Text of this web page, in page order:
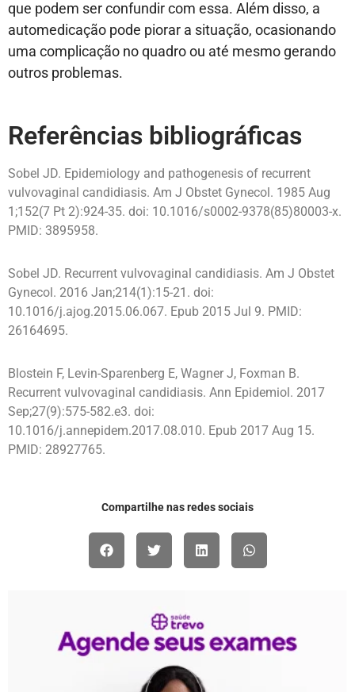
que podem ser confundir com essa. Além disso, a
automedicação pode piorar a situação, ocasionando
uma complicação no quadro ou até mesmo gerando
outros problemas.
Referências bibliográficas
Sobel JD. Epidemiology and pathogenesis of recurrent
vulvovaginal candidiasis. Am J Obstet Gynecol. 1985 Aug
1;152(7 Pt 2):924-35. doi: 10.1016/s0002-9378(85)80003-x.
PMID: 3895958.
Sobel JD. Recurrent vulvovaginal candidiasis. Am J Obstet
Gynecol. 2016 Jan;214(1):15-21. doi:
10.1016/j.ajog.2015.06.067. Epub 2015 Jul 9. PMID:
26164695.
Blostein F, Levin-Sparenberg E, Wagner J, Foxman B.
Recurrent vulvovaginal candidiasis. Ann Epidemiol. 2017
Sep;27(9):575-582.e3. doi:
10.1016/j.annepidem.2017.08.010. Epub 2017 Aug 15.
PMID: 28927765.
Compartilhe nas redes sociais